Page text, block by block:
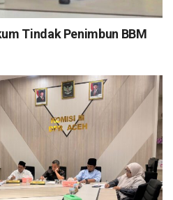
Tindak Penimbun BBM